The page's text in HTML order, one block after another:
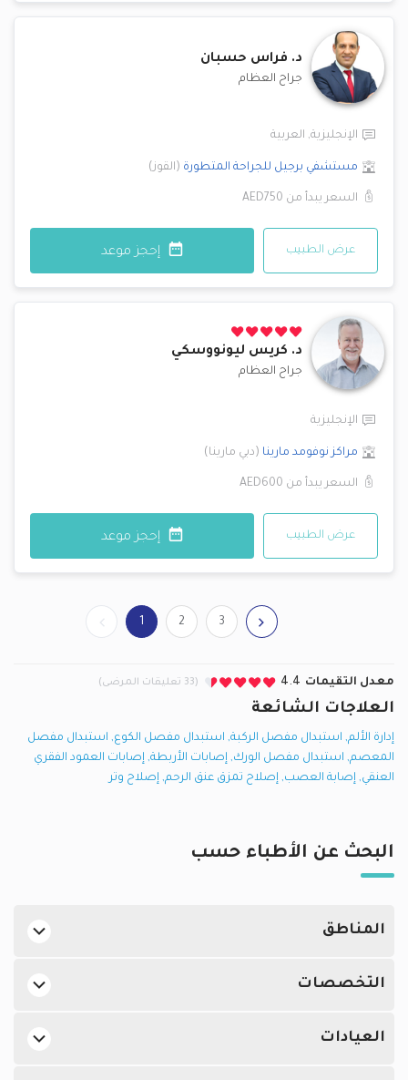
د. فراس حسبان
جراح العظام
الإنجليزية, العربية
مستشفي برجيل للجراحة المتطورة (القوز)
السعر يبدأ من AED750
عرض الطبيب إحجز موعد
د. كريس ليونووسكي
جراح العظام
الإنجليزية
مراكز نوفومد مارينا (دبي مارينا)
السعر يبدأ من AED600
عرض الطبيب إحجز موعد
1 2 3
معدل التقيمات 4.4 (33 تعليقات المرضى)
العلاجات الشائعة
إدارة الألم, استبدال مفصل الركبة, استبدال مفصل الكوع, استبدال مفصل
المعصم, استبدال مفصل الورك, إصابات الأربطة, إصابات العمود الفقري
العنقي, إصابة العصب, إصلاح تمزق عنق الرحم, إصلاح وتر
البحث عن الأطباء حسب
المناطق
التخصصات
العيادات